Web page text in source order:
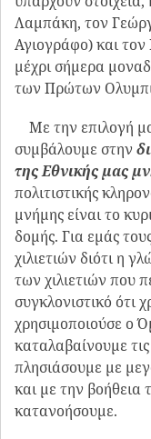
Λαμπάκη, τον
Αγιογράφο) και
μέχρι σήμερα
των Πρώτων
Με την επιλογή
συμβάλουμε στην
της Εθνικής μας
πολιτιστικής
μνήμης είναι το
δομής. Για εμάς
χιλιετιών διότι η
των χιλιετιών που
συγκλονιστικό ότι
χρησιμοποιούσε ο
καταλαβαίνουμε
πλησιάσουμε με
και με την βοήθεια
κατανοήσουμε.